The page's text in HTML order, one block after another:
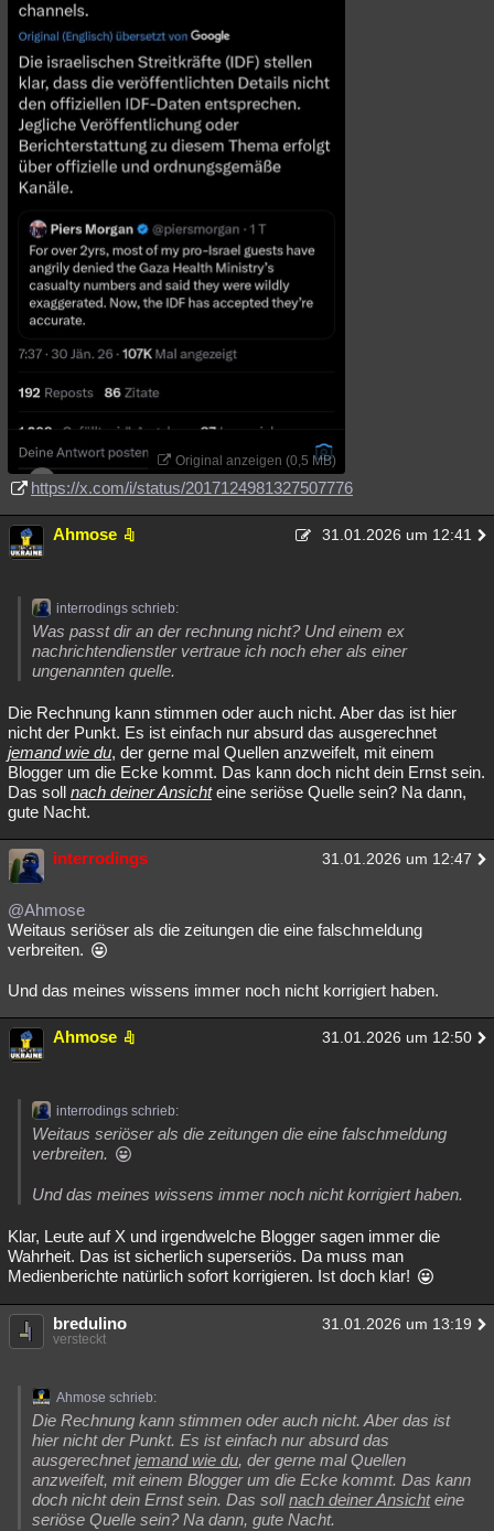
Lesenswert Schlüsselwörter
Original anzeigen (0,5 MB)
https://x.com/i/status/2017124981327507776
Ahmose 31.01.2026 um 12:41
interrodings schrieb:
Was passt dir an der rechnung nicht? Und einem ex
nachrichtendienstler vertraue ich noch eher als einer
ungenannten quelle.
Die Rechnung kann stimmen oder auch nicht. Aber das ist hier
nicht der Punkt. Es ist einfach nur absurd das ausgerechnet
jemand wie du, der gerne mal Quellen anzweifelt, mit einem
Blogger um die Ecke kommt. Das kann doch nicht dein Ernst sein.
Das soll nach deiner Ansichteine seriöse Quelle sein? Na dann,
gute Nacht.
interrodings 31.01.2026 um 12:47
@Ahmose
Weitaus seriöser als die zeitungen die eine falschmeldung
verbreiten.
Und das meines wissens immer noch nicht korrigiert haben.
Ahmose 31.01.2026 um 12:50
interrodings schrieb:
Weitaus seriöser als die zeitungen die eine falschmeldung
verbreiten.
Und das meines wissens immer noch nicht korrigiert haben.
Klar, Leute auf X und irgendwelche Blogger sagen immer die
Wahrheit. Das ist sicherlich superseriös. Da muss man
Medienberichte natürlich sofort korrigieren. Ist doch klar!
bredulino 31.01.2026 um 13:19
versteckt
Ahmose schrieb:
Die Rechnung kann stimmen oder auch nicht. Aber das ist
hier nicht der Punkt. Es ist einfach nur absurd das
ausgerechnetjemand wie du, der gerne mal Quellen
anzweifelt, mit einem Blogger um die Ecke kommt. Das kann
doch nicht dein Ernst sein. Das sollnach deiner Ansichteine
seriöse Quelle sein? Na dann, gute Nacht.